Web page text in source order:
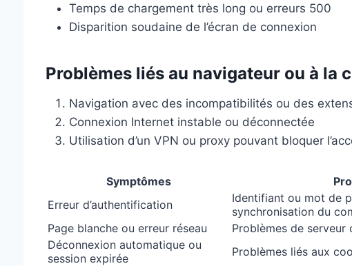
Temps de chargement très long ou erreurs 500
Disparition soudaine de l’écran de connexion
Problèmes liés au navigateur ou à la
Navigation avec des incompatibilités ou des
Connexion Internet instable ou déconnectée
Utilisation d’un VPN ou proxy pouvant bloquer
Symptômes
Erreur d’authentification
Identifiant ou mot de
synchronisation du
Page blanche ou erreur réseau
Problèmes de serveur
Déconnexion automatique ou
session expirée
Problèmes liés aux